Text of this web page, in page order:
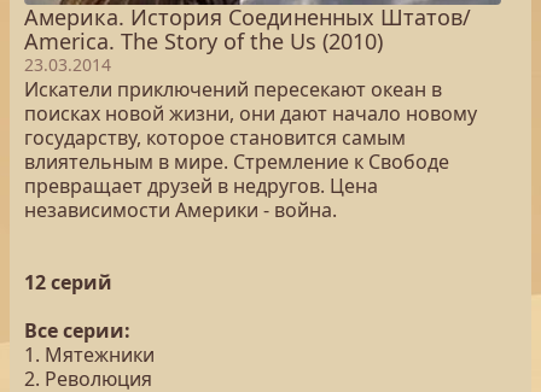
Америка. История Соединенных Штатов/
America. The Story of the Us (2010)
23.03.2014
Искатели приключений пересекают океан в
поисках новой жизни, они дают начало новому
государству, которое становится самым
влиятельным в мире. Стремление к Свободе
превращает друзей в недругов. Цена
независимости Америки - война.
12 серий
Все серии:
1. Мятежники
2. Революция